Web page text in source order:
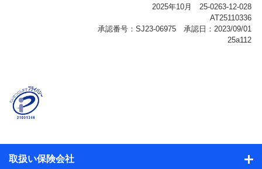
報、購入されたサービスや商品の名称・購入場所・決済
に関する情報、アンケートの回答に関する情報などが含
名、住所、生年月日、性別、保険契約者と被保険者の関
係、保険加入の目的、保険商品の内容、保険料、保険料
のお支払方法、車のメーカーや走行距離などの情報、建
ル内容や送信履歴の情報及び保険の更改案内等を提供し
取扱い保険会社